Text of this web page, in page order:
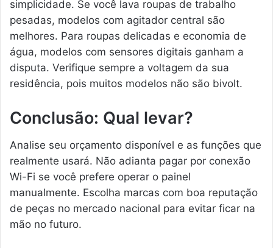
simplicidade. Se você lava roupas de trabalho
pesadas, modelos com agitador central são
melhores. Para roupas delicadas e economia de
água, modelos com sensores digitais ganham a
disputa. Verifique sempre a voltagem da sua
residência, pois muitos modelos não são bivolt.
Conclusão: Qual levar?
Analise seu orçamento disponível e as funções que
realmente usará. Não adianta pagar por conexão
Wi-Fi se você prefere operar o painel
manualmente. Escolha marcas com boa reputação
de peças no mercado nacional para evitar ficar na
mão no futuro.